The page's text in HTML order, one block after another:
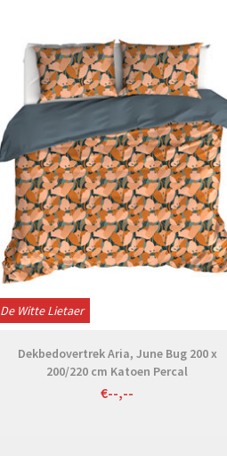
De Witte Lietaer
Dekbedovertrek Aria, June Bug 200 x
200/220 cm Katoen Percal
€--,--